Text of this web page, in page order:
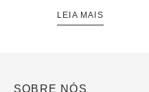
LEIA MAIS
SOBRE NÓS